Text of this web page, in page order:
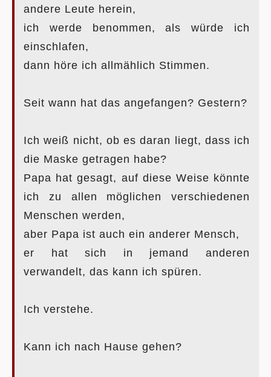
andere Leute herein,
ich werde benommen, als würde ich
einschlafen,
dann höre ich allmählich Stimmen.
Seit wann hat das angefangen? Gestern?
Ich weiß nicht, ob es daran liegt, dass ich
die Maske getragen habe?
Papa hat gesagt, auf diese Weise könnte
ich zu allen möglichen verschiedenen
Menschen werden,
aber Papa ist auch ein anderer Mensch,
er hat sich in jemand anderen
verwandelt, das kann ich spüren.
Ich verstehe.
Kann ich nach Hause gehen?